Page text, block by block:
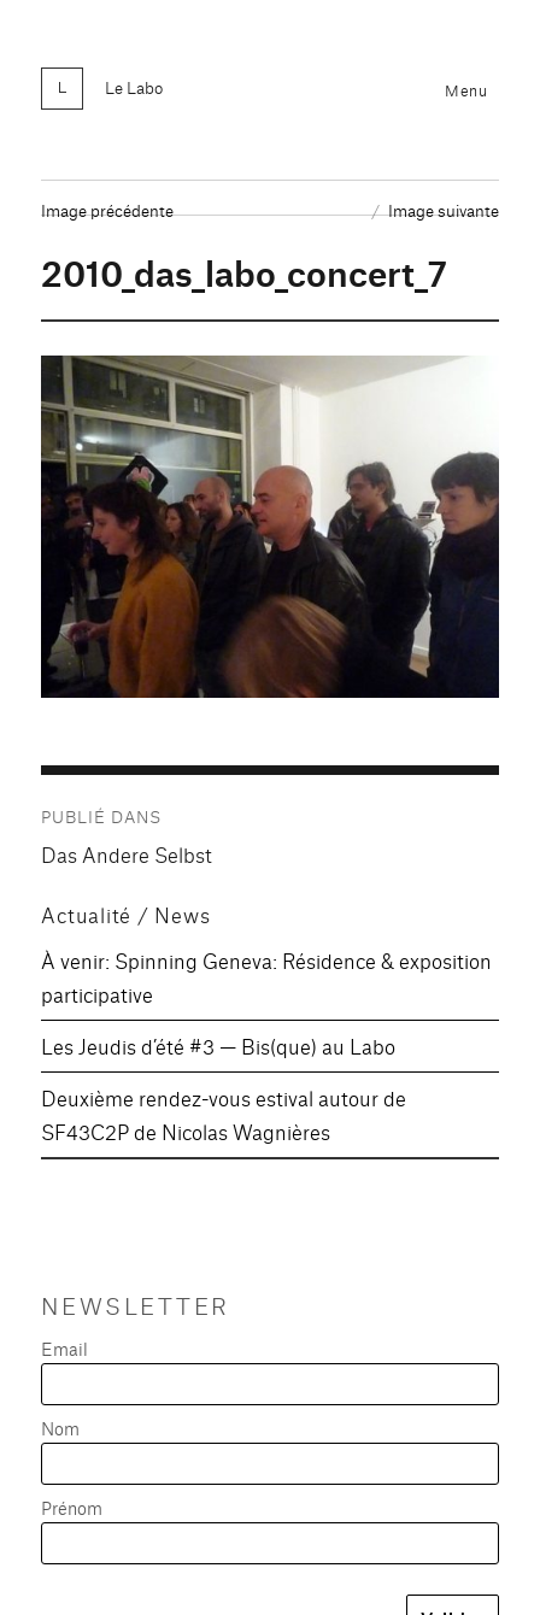
Le Labo Menu
Image précédente Image suivante
2010_das_labo_concert_7
de
PUBLIÉ DANS
Das Andere Selbst
Actualité / News
À venir: Spinning Geneva: Résidence & exposition
participative
Les Jeudis d’été #3 — Bis(que) au Labo
Deuxième rendez-vous estival autour de
SF43C2P de Nicolas Wagnières
NEWSLETTER
Email
Nom
Prénom